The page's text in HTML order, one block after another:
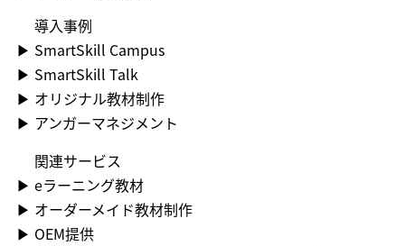
​導入事例
▶​ SmartSkill Campus
▶​ SmartSkill Talk
▶​ オリジナル教材制作
▶​ アンガーマネジメント
関連サービス
▶ ︎eラーニング教材
▶ ︎オーダーメイド教材制作
▶ OEM提供